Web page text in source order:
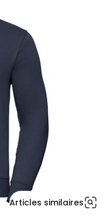
Articles similaires